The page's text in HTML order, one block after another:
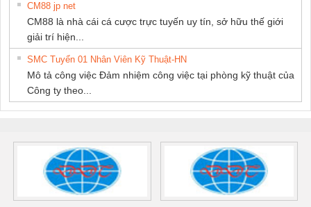
CM88 jp net
CM88 là nhà cái cá cược trực tuyến uy tín, sở hữu thế giới
giải trí hiện...
SMC Tuyển 01 Nhân Viên Kỹ Thuật-HN
Mô tả công việc Đảm nhiệm công việc tại phòng kỹ thuật của
Công ty theo...